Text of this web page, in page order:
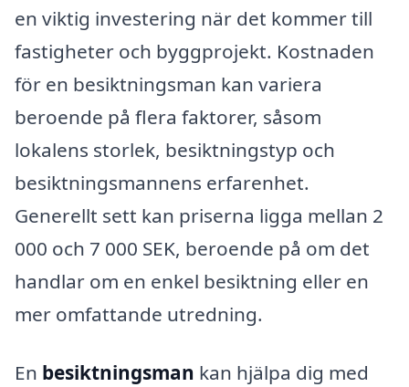
en viktig investering när det kommer till
fastigheter och byggprojekt. Kostnaden
för en besiktningsman kan variera
beroende på flera faktorer, såsom
lokalens storlek, besiktningstyp och
besiktningsmannens erfarenhet.
Generellt sett kan priserna ligga mellan 2
000 och 7 000 SEK, beroende på om det
handlar om en enkel besiktning eller en
mer omfattande utredning.
En besiktningsman kan hjälpa dig med